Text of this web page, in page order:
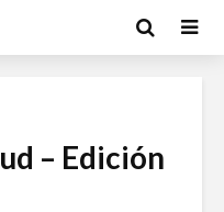
– Edición